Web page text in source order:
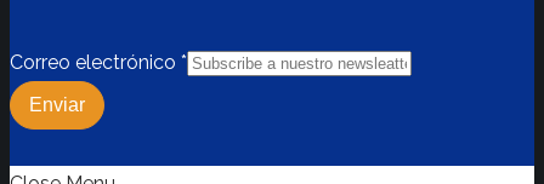
Correo electrónico *
Enviar